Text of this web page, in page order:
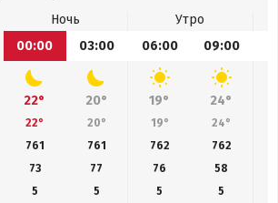
Ночь
Утро
00:00
03:00 06:00 09:00
22° 20° 19° 24°
22° 20° 19° 24°
761
761 762 762
73
77 76 58
5
5 5
5